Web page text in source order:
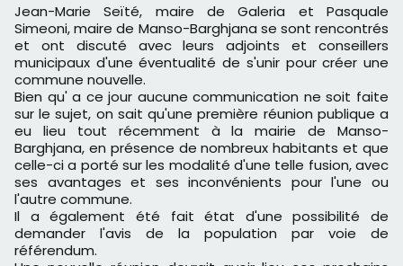
Jean-Marie Seïté, maire de Galeria et Pasquale
Simeoni, maire de Manso-Barghjana se sont rencontrés
et ont discuté avec leurs adjoints et conseillers
municipaux d'une éventualité de s'unir pour créer une
commune nouvelle.
Bien qu' a ce jour aucune communication ne soit faite
sur le sujet, on sait qu'une première réunion publique a
eu lieu tout récemment à la mairie de Manso-
Barghjana, en présence de nombreux habitants et que
celle-ci a porté sur les modalité d'une telle fusion, avec
ses avantages et ses inconvénients pour l'une ou
l'autre commune.
Il a également été fait état d'une possibilité de
demander l'avis de la population par voie de
référendum.